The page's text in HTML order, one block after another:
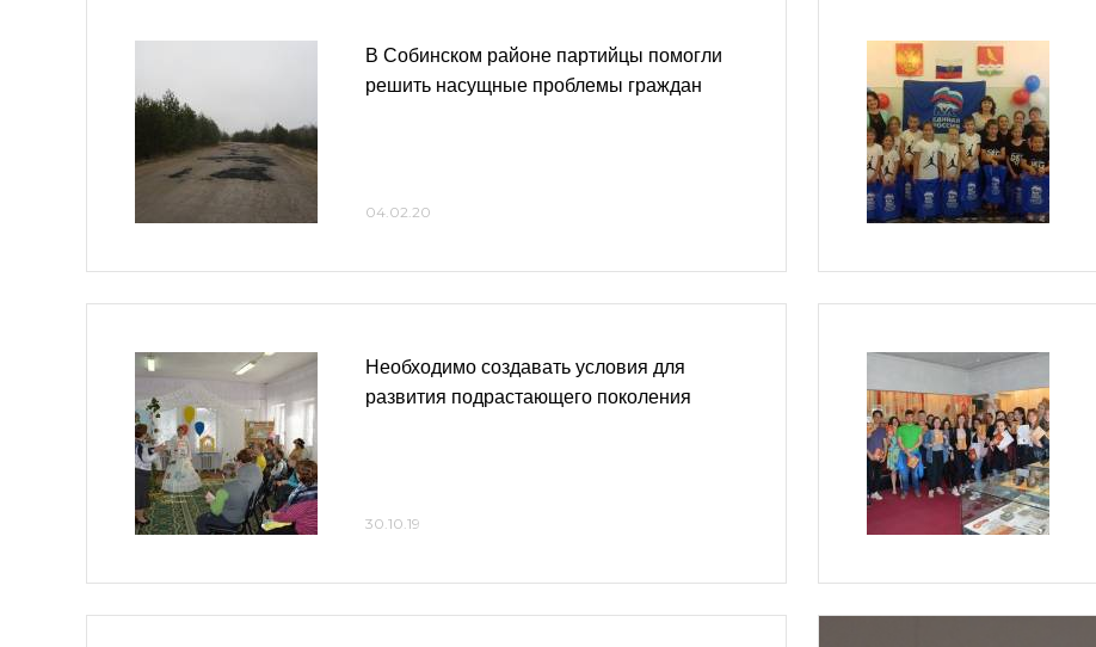
В Собинском районе партийцы помогли
решить насущные проблемы граждан
04.02.20
Необходимо создавать условия для
развития подрастающего поколения
30.10.19